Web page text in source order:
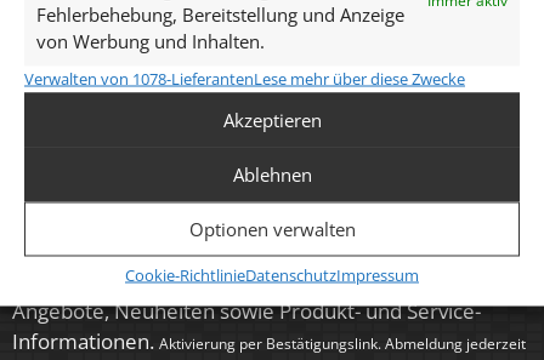
Fehlerbehebung, Bereitstellung und Anzeige
von Werbung und Inhalten.
Verwalten von 1078-LieferantenLese mehr über diese Zwecke
Akzeptieren
Ablehnen
Optionen verwalten
Cookie-RichtlinieDatenschutzImpressum
Versand am selben Tag bis 12 Uhr (Mo-Fr)
Support via Telefon & E-Mail
Newsletter
Abonniere unseren Newsletter für exklusive
Angebote, Neuheiten sowie Produkt- und Service-
Informationen. Aktivierung per Bestätigungslink. Abmeldung jederzeit